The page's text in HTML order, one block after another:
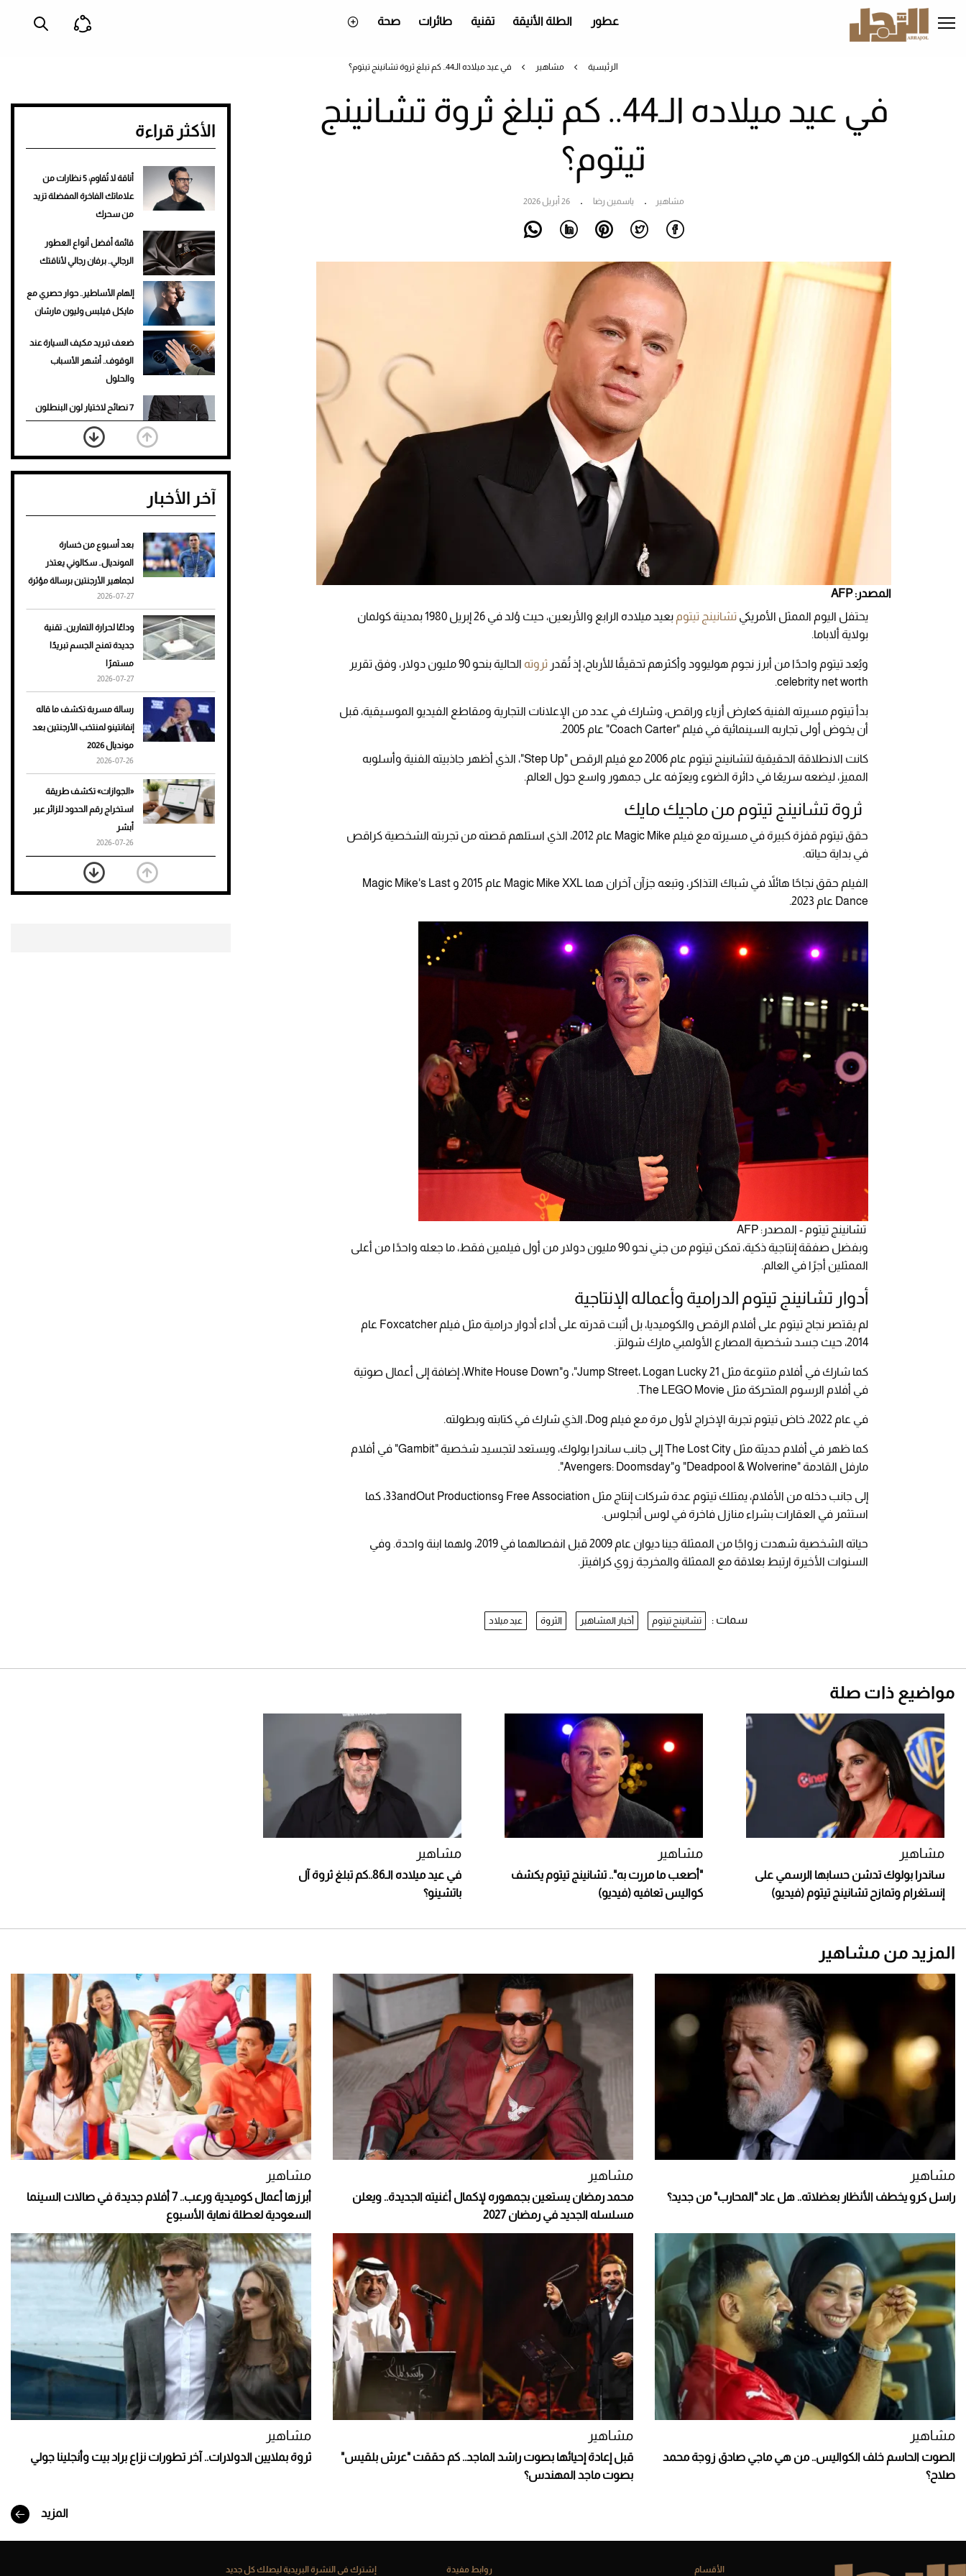
إلى
المحتوى
عطور الطلة الأنيقة تقنية طائرات صحة
الرئيسية مشاهير في عيد ميلاده الـ44.. كم تبلغ ثروة تشانينج تيتوم؟
في عيد ميلاده الـ44.. كم تبلغ ثروة تشانينج
تيتوم؟
مشاهير ياسمين رضا 26 أبريل 2026
المصدر: AFP
يحتفل اليوم الممثل الأمريكي تشانينج تيتوم
بعيد ميلاده الرابع والأربعين، حيث وُلد في 26 إبريل 1980 بمدينة كولمان
بولاية ألاباما.
ويُعد تيتوم واحدًا من أبرز نجوم هوليوود وأكثرهم تحقيقًا للأرباح، إذ تُقدر ثروته
الحالية بنحو 90 مليون دولار، وفق تقرير
celebrity net worth.
بدأ تيتوم مسيرته الفنية كعارض أزياء وراقص، وشارك في عدد من الإعلانات التجارية ومقاطع الفيديو الموسيقية، قبل
أن يخوض أولى تجاربه السينمائية في فيلم "Coach Carter" عام 2005.
كانت الانطلاقة الحقيقية لتشانينج تيتوم عام 2006 مع فيلم الرقص "Step Up"، الذي أظهر جاذبيته الفنية وأسلوبه
المميز، ليضعه سريعًا في دائرة الضوء ويعرّفه على جمهور واسع حول العالم.
ثروة تشانينج تيتوم من ماجيك مايك
حقق تيتوم قفزة كبيرة في مسيرته مع فيلم Magic Mike عام 2012، الذي استلهم قصته من تجربته الشخصية كراقص
في بداية حياته.
الفيلم حقق نجاحًا هائلاً في شباك التذاكر، وتبعه جزآن آخران هما Magic Mike XXL عام 2015 و Magic Mike's Last
Dance عام 2023.
تشانينج تيتوم - المصدر: AFP
وبفضل صفقة إنتاجية ذكية، تمكن تيتوم من جني نحو 90 مليون دولار من أول فيلمين فقط، ما جعله واحدًا من أعلى
الممثلين أجرًا في العالم.
أدوار تشانينج تيتوم الدرامية وأعماله الإنتاجية
لم يقتصر نجاح تيتوم على أفلام الرقص والكوميديا، بل أثبت قدرته على أداء أدوار درامية مثل فيلم Foxcatcher عام
2014، حيث جسد شخصية المصارع الأولمبي مارك شولتز.
كما شارك في أفلام متنوعة مثل 21 Jump Street، Logan Lucky"، و"White House Down، إضافة إلى أعمال صوتية
في أفلام الرسوم المتحركة مثل The LEGO Movie.
في عام 2022، خاض تيتوم تجربة الإخراج لأول مرة مع فيلم Dog، الذي شارك في كتابته وبطولته.
كما ظهر في أفلام حديثة مثل The Lost City إلى جانب ساندرا بولوك، ويستعد لتجسيد شخصية "Gambit" في أفلام
مارفل القادمة "Deadpool & Wolverine" و"Avengers: Doomsday".
إلى جانب دخله من الأفلام، يمتلك تيتوم عدة شركات إنتاج مثل Free Association و33andOut Productions، كما
استثمر في العقارات بشراء منازل فاخرة في لوس أنجلوس.
حياته الشخصية شهدت زواجًا من الممثلة جينا ديوان عام 2009 قبل انفصالهما في 2019، ولهما ابنة واحدة. وفي
السنوات الأخيرة ارتبط بعلاقة مع الممثلة والمخرجة زوي كرافيتز.
الأكثر قراءة
أناقة لا تُقاوم: 5 نظارات من
علاماتك الفاخرة المفضلة تزيد
من سحرك
قائمة أفضل أنواع العطور
الرجالي.. برفان رجالي لأناقتك
إلهام الأساطير.. حوار حصري مع
مايكل فيلبس وليون مارشان
ضعف تبريد مكيف السيارة عند
الوقوف.. أشهر الأسباب
والحلول
7 نصائح لاختيار لون البنطلون
المناسب للقميص الأسود
نرى المستقبل من خلال
تصميماتنا.. كيف حجزت 1886
تمنحك فخامة استثنائية
هوى الأبطال
أفضل تدريج للشعر الطويل
لإطلالة جريئة وعصرية
للرجال
آخر الأخبار
بعد أسبوع من خسارة
المونديال.. سكالوني يعتذر
لجماهير الأرجنتين برسالة مؤثرة
2026-07-27
وداعًا لحرارة التمارين.. تقنية
جديدة تمنح الجسم تبريدًا
مستمرًا
2026-07-27
رسالة مسربة تكشف ما قاله
إنفانتينو لمنتخب الأرجنتين بعد
مونديال 2026
2026-07-26
«الجوازات» تكشف طريقة
استخراج رقم الحدود للزائر عبر
أبشر
2026-07-26
بعد 7 أشهر من تعرضه لحادث
مروع.. جوشوا يفوز على برينغا
سمات : تشانينج تيتوم أخبار المشاهير الثروة عيد ميلاد
مواضيع ذات صلة
مشاهير
ساندرا بولوك تدشن حسابها الرسمي على
إنستغرام وتمازح تشانينج تيتوم (فيديو)
مشاهير
"أصعب ما مررت به".. تشانينج تيتوم يكشف
كواليس تعافيه (فيديو)
مشاهير
في عيد ميلاده الـ86..كم تبلغ ثروة آل
باتشينو؟
المزيد من مشاهير
مشاهير
راسل كرو يخطف الأنظار بعضلاته.. هل عاد "المحارب" من جديد؟
مشاهير
محمد رمضان يستعين بجمهوره لإكمال أغنيته الجديدة.. ويعلن
مسلسله الجديد في رمضان 2027
مشاهير
أبرزها أعمال كوميدية ورعب.. 7 أفلام جديدة في صالات السينما
السعودية لعطلة نهاية الأسبوع
مشاهير
الصوت الحاسم خلف الكواليس.. من هي ماجي صادق زوجة محمد
صلاح؟
مشاهير
قبل إعادة إحيائها بصوت راشد الماجد.. كم حققت "عرش بلقيس"
بصوت ماجد المهندس؟
مشاهير
ثروة بملايين الدولارات.. آخر تطورات نزاع براد بيت وأنجلينا جولي
المزيد
الأقسام روابط مفيدة إشترك فى النشرة البريدية ليصلك كل جديد